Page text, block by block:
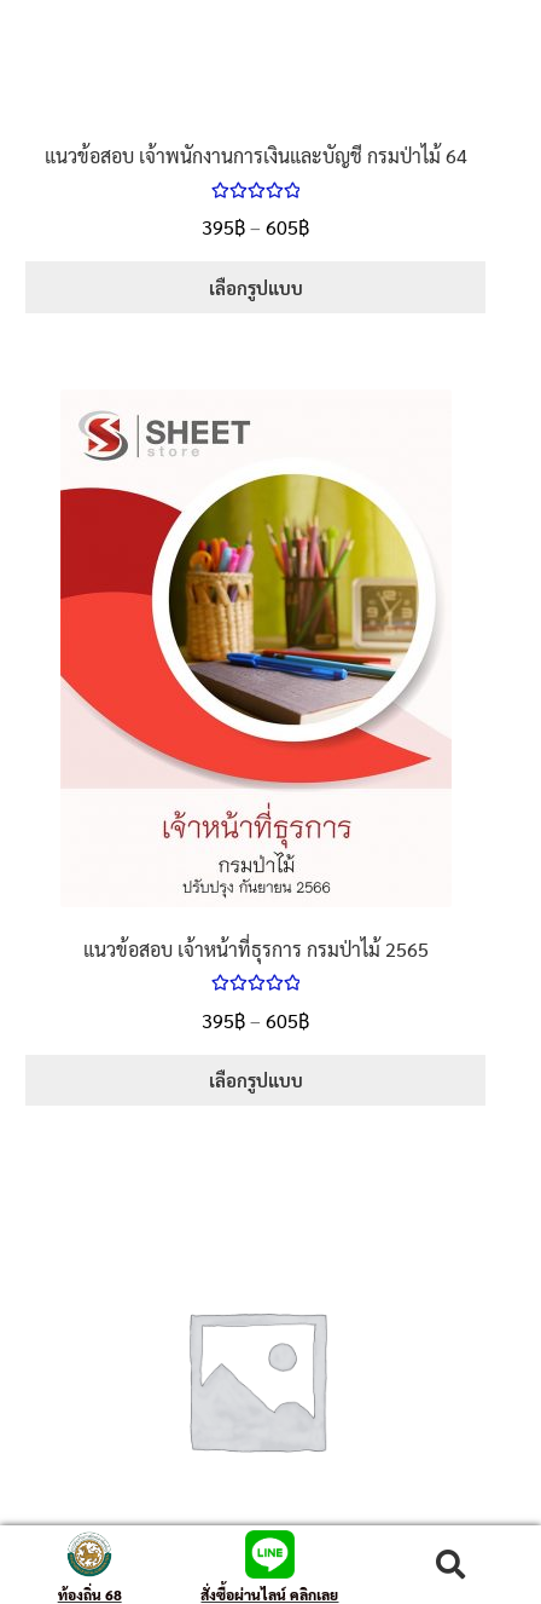
แนวข้อสอบ เจ้าพนักงานการเงินและบัญชี กรมป่าไม้ 64
ให้คะแนน
5.00
ตั้งแต่
395฿– 605฿
เลือกรูปแบบ
แนวข้อสอบ เจ้าหน้าที่ธุรการ กรมป่าไม้ 2565
5.00
ตั้งแต่
395฿– 605฿
เลือกรูปแบบ
ท้องถิ่น 68 สั่งซื้อผ่านไลน์ คลิกเลย